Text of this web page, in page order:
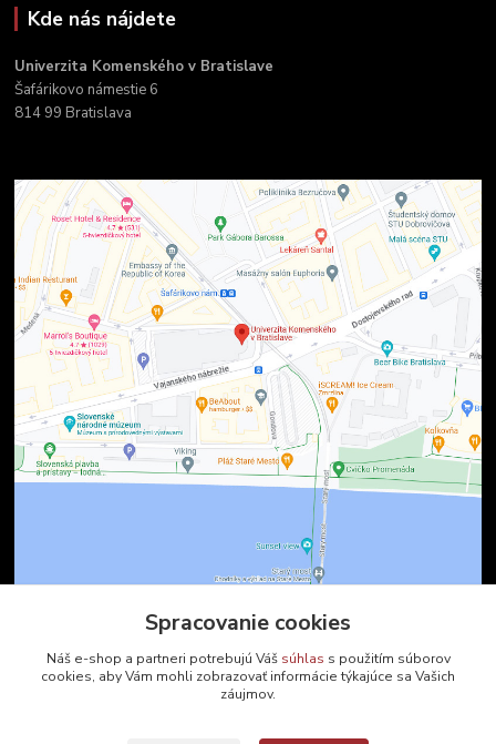
Kde nás nájdete
Univerzita Komenského v Bratislave
Šafárikovo námestie 6
814 99 Bratislava
Kontakty
Spracovanie cookies
Náš e-shop a partneri potrebujú Váš súhlas s použitím súborov
cookies, aby Vám mohli zobrazovať informácie týkajúce sa Vašich
záujmov.